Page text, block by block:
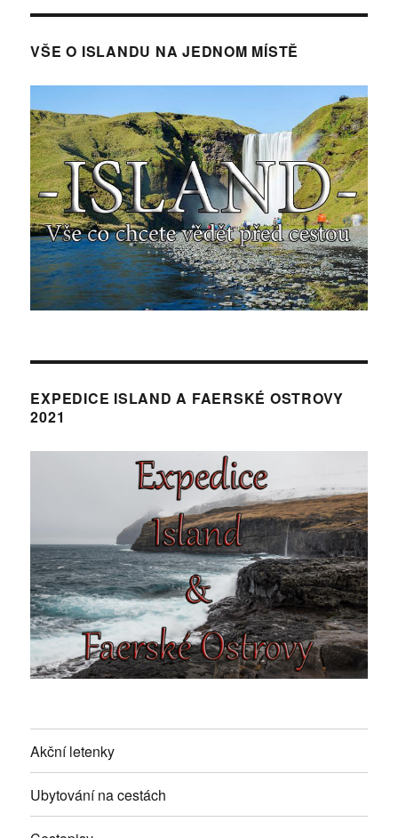
VŠE O ISLANDU NA JEDNOM MÍSTĚ
EXPEDICE ISLAND A FAERSKÉ OSTROVY
2021
Akční letenky
Ubytování na cestách